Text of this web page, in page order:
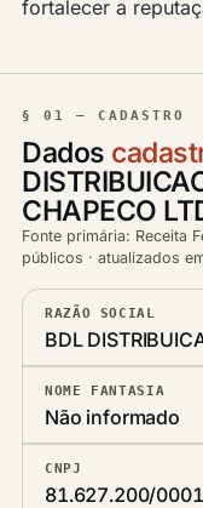
fortalecer a
§ 01 — CADASTRO
Dados
CHAPECO
Fonte primária: Receita
públicos · atualizados
RAZÃO SOCIAL
BDL
NOME FANTASIA
Não informado
CNPJ
81.627.200/